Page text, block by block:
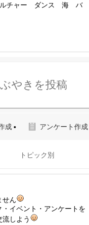
チャー ダンス 海 バ
やきを投稿
成 アンケート作成
トピック別
せん
イベント・アンケートを
しよう